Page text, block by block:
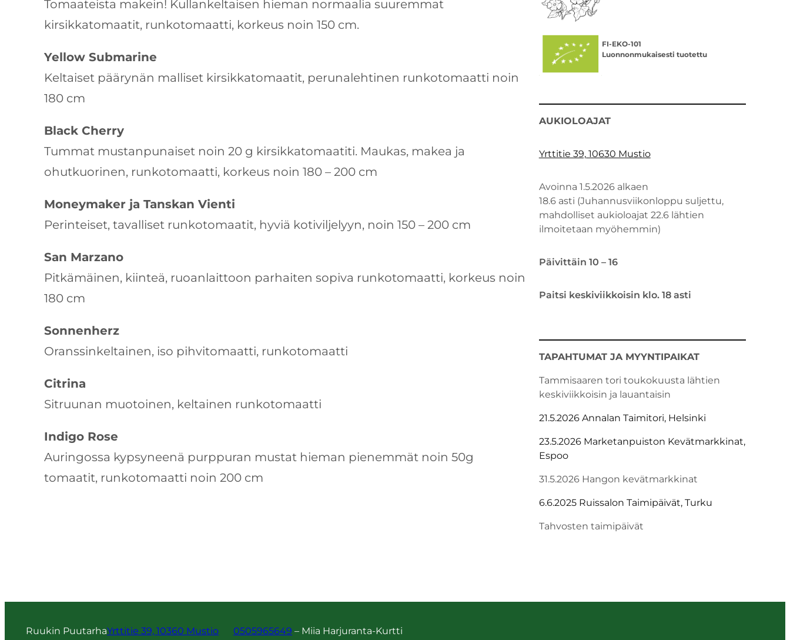
Tomaateista makein! Kullankeltaisen hieman normaalia suuremmat
kirsikkatomaatit, runkotomaatti, korkeus noin 150 cm.
Yellow Submarine
Keltaiset päärynän malliset kirsikkatomaatit, perunalehtinen runkotomaatti noin
180 cm
Black Cherry
Tummat mustanpunaiset noin 20 g kirsikkatomaatiti. Maukas, makea ja
ohutkuorinen, runkotomaatti, korkeus noin 180 – 200 cm
Moneymaker ja Tanskan Vienti
Perinteiset, tavalliset runkotomaatit, hyviä kotiviljelyyn, noin 150 – 200 cm
San Marzano
Pitkämäinen, kiinteä, ruoanlaittoon parhaiten sopiva runkotomaatti, korkeus noin
180 cm
Sonnenherz
Oranssinkeltainen, iso pihvitomaatti, runkotomaatti
Citrina
Sitruunan muotoinen, keltainen runkotomaatti
Indigo Rose
Auringossa kypsyneenä purppuran mustat hieman pienemmät noin 50g
tomaatit, runkotomaatti noin 200 cm
FI-EKO-101
Luonnonmukaisesti tuotettu
AUKIOLOAJAT
Yrttitie 39, 10630 Mustio
Avoinna 1.5.2026 alkaen
18.6 asti (Juhannusviikonloppu suljettu,
mahdolliset aukioloajat 22.6 lähtien
ilmoitetaan myöhemmin)
Päivittäin 10 – 16
Paitsi keskiviikkoisin klo. 18 asti
TAPAHTUMAT JA MYYNTIPAIKAT
Tammisaaren tori toukokuusta lähtien
keskiviikkoisin ja lauantaisin
21.5.2026 Annalan Taimitori, Helsinki
23.5.2026 Marketanpuiston Kevätmarkkinat,
Espoo
31.5.2026 Hangon kevätmarkkinat
6.6.2025 Ruissalon Taimipäivät, Turku
Tahvosten taimipäivät
Ruukin PuutarhaYrttitie 39, 10360 Mustio 0505965649 – Miia Harjuranta-Kurtti